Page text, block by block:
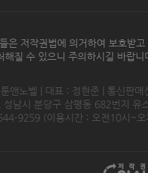
은 저작권법에 의거하여 보호받
질 수 있으니 주의하시길 바랍니
앤노벨 | 대표 : 정현준 | 통신판
성남시 분당구 삼평동 682번지
9259 (이용시간 : 오전10시~